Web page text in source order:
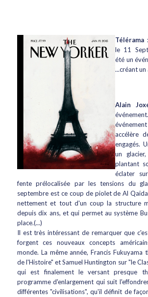
Télérama
le 11
été un
...créant
Alain
accélère
engagés.
un
plantant
éclater
fente prélocalisée par les tensions du
septembre est ce coup de piolet de Al
nettement et tout d'un coup la structure
depuis dix ans, et qui permet au système
place.(...)
Il est très intéressant de remarquer que
forgent ces nouveaux concepts
monde. La même année, Francis Fukuyama
de l'Histoire" et Samuel Huntington sur "le
qui est finalement le versant presque
programme d'enlargement qui suit
différentes "civilisations", qu'il définit de